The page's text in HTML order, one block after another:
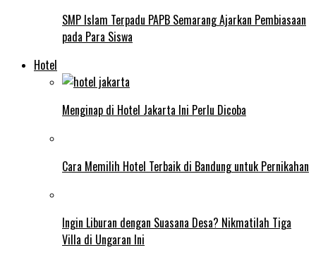
SMP Islam Terpadu PAPB Semarang Ajarkan Pembiasaan
pada Para Siswa
Hotel
Menginap di Hotel Jakarta Ini Perlu Dicoba
Cara Memilih Hotel Terbaik di Bandung untuk Pernikahan
Ingin Liburan dengan Suasana Desa? Nikmatilah Tiga
Villa di Ungaran Ini